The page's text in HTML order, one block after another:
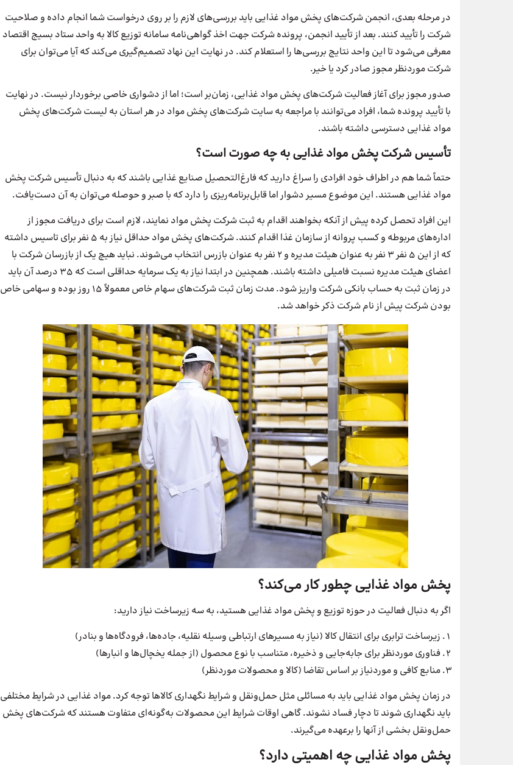
در مرحله بعدی، انجمن شرکت‌های پخش مواد غذایی باید بررسی‌های لازم را بر روی درخواست شما انجام داده و صلاحیت
شرکت را تأیید کنند. بعد از تأیید انجمن، پرونده شرکت جهت اخذ گواهی‌نامه سامانه توزیع کالا به واحد ستاد بسیج اقتصاد
معرفی می‌شود تا این واحد نتایج بررسی‌ها را استعلام کند. در نهایت این نهاد تصمیم‌گیری می‌کند که آیا می‌توان برای
شرکت موردنظر مجوز صادر کرد یا خیر.
صدور مجوز برای آغاز فعالیت شرکت‌های پخش مواد غذایی، زمان‌بر است؛ اما از دشواری خاصی برخوردار نیست. در نهایت
با تأیید پرونده شما، افراد می‌توانند با مراجعه به سایت شرکت‌های پخش مواد در هر استان به لیست شرکت‌های پخش
مواد غذایی دسترسی داشته باشند.
تأسیس شرکت پخش مواد غذایی به چه صورت است؟
حتماً شما هم در اطراف خود افرادی را سراغ دارید که فارغ‌التحصیل صنایع غذایی باشند که به دنبال تأسیس شرکت پخش
مواد غذایی هستند. این موضوع مسیر دشوار اما قابل‌برنامه‌ریزی را دارد که با صبر و حوصله می‌توان به آن دست‌یافت.
این افراد تحصل کرده پیش از آنکه بخواهند اقدام به ثبت شرکت پخش مواد نمایند، لازم است برای دریافت مجوز از
اداره‌های مربوطه و کسب پروانه از سازمان غذا اقدام کنند. شرکت‌های پخش مواد حداقل نیاز به 5 نفر برای تاسیس داشته
که از این 5 نفر 3 نفر به عنوان هیئت مدیره و 2 نفر به عنوان بازرس انتخاب می‌شوند. نباید هیچ یک از بازرسان شرکت با
اعضای هیئت مدیره نسبت فامیلی داشته باشند. همچنین در ابتدا نیاز به یک سرمایه حداقلی است که 35 درصد آن باید
در زمان ثبت به حساب بانکی شرکت واریز شود. مدت زمان ثبت شرکت‌های سهام خاص معمولاً 15 روز بوده و سهامی خاص
بودن شرکت پیش از نام شرکت ذکر خواهد شد.
پخش مواد غذایی چطور کار می‌کند؟
اگر به دنبال فعالیت در حوزه توزیع و پخش مواد غذایی هستید، به سه زیرساخت نیاز دارید:
زیرساخت ترابری برای انتقال کالا (نیاز به مسیرهای ارتباطی وسیله نقلیه، جاده‌ها، فرودگاه‌ها و بنادر)
فناوری موردنظر برای جابه‌جایی و ذخیره، متناسب با نوع محصول (از جمله یخچال‌ها و انبارها)
منابع کافی و موردنیاز بر اساس تقاضا (کالا و محصولات موردنظر)
در زمان پخش مواد غذایی باید به مسائلی مثل حمل‌ونقل و شرایط نگهداری کالاها توجه کرد. مواد غذایی در شرایط مختلفی
باید نگهداری شوند تا دچار فساد نشوند. گاهی اوقات شرایط این محصولات به‌گونه‌ای متفاوت هستند که شرکت‌های پخش
حمل‌ونقل بخشی از آنها را برعهده می‌گیرند.
پخش مواد غذایی چه اهمیتی دارد؟